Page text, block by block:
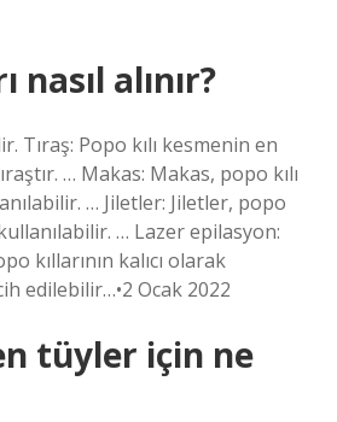
nasıl alınır?
Tıraş: Popo kılı kesmenin en
… Makas: Makas, popo kılı
… Jiletler: Jiletler, popo
… Lazer epilasyon:
kıllarının kalıcı olarak
edilebilir…•2 Ocak 2022
tüyler için ne